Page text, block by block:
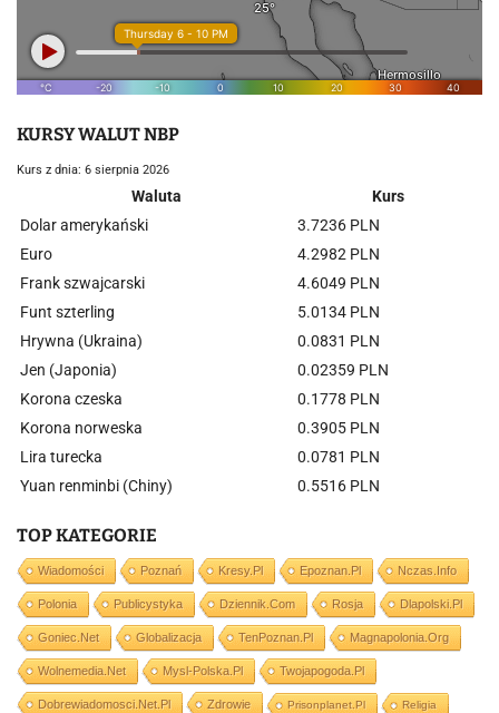
KURSY WALUT NBP
Kurs z dnia: 6 sierpnia 2026
Waluta
Kurs
Dolar amerykański
3.7236 PLN
Euro
4.2982 PLN
Frank szwajcarski
4.6049 PLN
Funt szterling
5.0134 PLN
Hrywna (Ukraina)
0.0831 PLN
Jen (Japonia)
0.02359 PLN
Korona czeska
0.1778 PLN
Korona norweska
0.3905 PLN
Lira turecka
0.0781 PLN
Yuan renminbi (Chiny)
0.5516 PLN
TOP KATEGORIE
Wiadomości Poznań Kresy.pl Epoznan.pl Nczas.info
Polonia Publicystyka Dziennik.com Rosja Dlapolski.pl
Goniec.net Globalizacja TenPoznan.pl Magnapolonia.org
Wolnemedia.net Mysl-Polska.pl Twojapogoda.pl
Dobrewiadomosci.net.pl Zdrowie Prisonplanet.pl Religia